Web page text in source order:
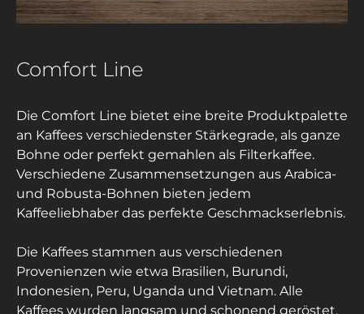
Comfort Line
Die Comfort Line bietet eine breite Produktpalette
an Kaffees verschiedenster Stärkegrade, als ganze
Bohne oder perfekt gemahlen als Filterkaffee.
Verschiedene Zusammensetzungen aus Arabica-
und Robusta-Bohnen bieten jedem
Kaffeeliebhaber das perfekte Geschmackserlebnis.
Die Kaffees stammen aus verschiedenen
Provenienzen wie etwa Brasilien, Burundi,
Indonesien, Peru, Uganda und Vietnam. Alle
Kaffees wurden langsam und schonend geröstet.